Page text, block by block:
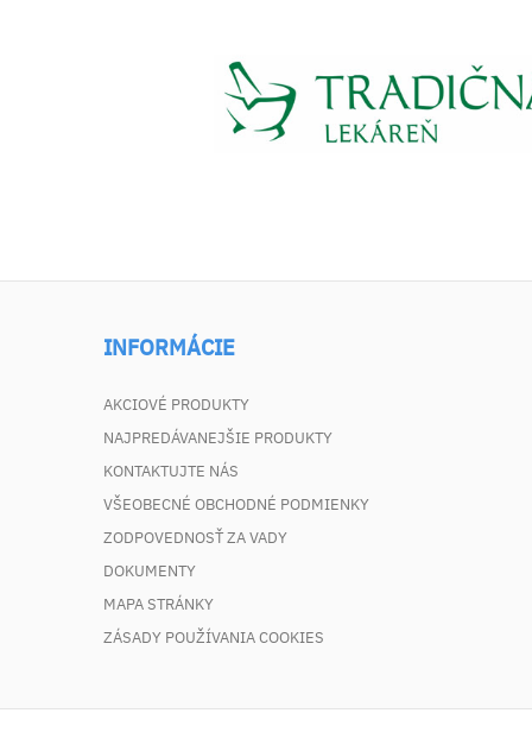
INFORMÁCIE
AKCIOVÉ PRODUKTY
NAJPREDÁVANEJŠIE PRODUKTY
KONTAKTUJTE NÁS
VŠEOBECNÉ OBCHODNÉ PODMIENKY
ZODPOVEDNOSŤ ZA VADY
DOKUMENTY
MAPA STRÁNKY
ZÁSADY POUŽÍVANIA COOKIES